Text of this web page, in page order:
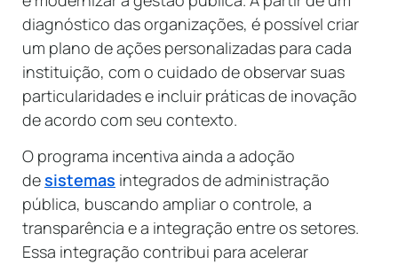
diagnóstico das organizações, é possível criar
um plano de ações personalizadas para cada
instituição, com o cuidado de observar suas
particularidades e incluir práticas de inovação
de acordo com seu contexto.
O programa incentiva ainda a adoção
desistemas integrados de administração
pública, buscando ampliar o controle, a
transparência e a integração entre os setores.
Essa integração contribui para acelerar